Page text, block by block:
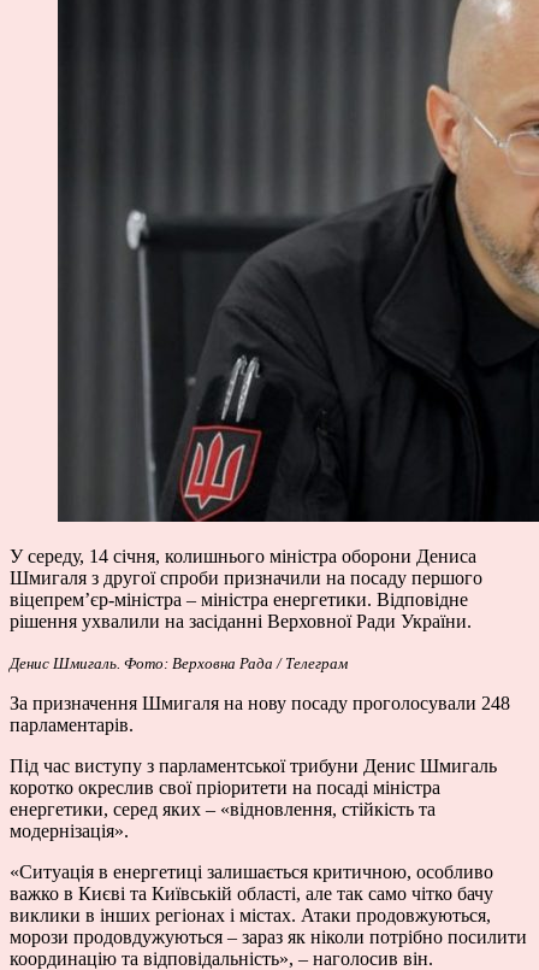
У середу, 14 січня, колишнього міністра оборони Дениса
Шмигаля з другої спроби призначили на посаду першого
віцепрем’єр-міністра – міністра енергетики. Відповідне
рішення ухвалили на засіданні Верховної Ради України.
Денис Шмигаль. Фото: Верховна Рада / Телеграм
За призначення Шмигаля на нову посаду проголосували 248
парламентарів.
Під час виступу з парламентської трибуни Денис Шмигаль
коротко окреслив свої пріоритети на посаді міністра
енергетики, серед яких – «відновлення, стійкість та
модернізація».
«Ситуація в енергетиці залишається критичною, особливо
важко в Києві та Київській області, але так само чітко бачу
виклики в інших регіонах і містах. Атаки продовжуються,
морози продовдужуються – зараз як ніколи потрібно посилити
координацію та відповідальність», – наголосив він.